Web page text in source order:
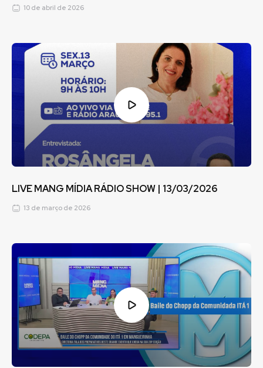
10 de abril de 2026
LIVE MANG MÍDIA RÁDIO SHOW | 13/03/2026
13 de março de 2026